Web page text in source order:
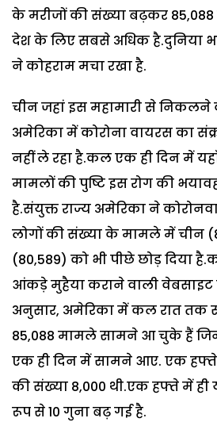
के मरीजों की संख्या बढ़कर 85,088
देश के लिए सबसे अधिक है.दुनिया
ने कोहराम मचा रखा है.
चीन जहां इस महामारी से निकलने
अमेरिका में कोरोना वायरस का
नहीं ले रहा है.कल एक ही दिन में
मामलों की पुष्टि इस रोग की
है.संयुक्त राज्य अमेरिका ने
लोगों की संख्या के मामले में चीन
(80,589) को भी पीछे छोड़ दिया
आंकड़े मुहैया कराने वाली वेबसाइट
अनुसार, अमेरिका में कल रात
85,088 मामले सामने आ चुके हैं
एक ही दिन में सामने आए. एक हफ्ते
की संख्या 8,000 थी.एक हफ्ते में
रूप से 10 गुना बढ़ गई है.